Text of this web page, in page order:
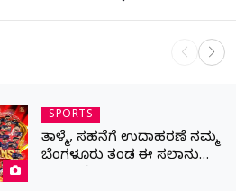
ನಾಳೆ
SPORTS
ತಾಳ್ಮೆ, ಸಹನೆಗೆ ಉದಾಹರಣೆ ನಮ್ಮ
ಬೆಂಗಳೂರು ತಂಡ ಈ ಸಲಾನು